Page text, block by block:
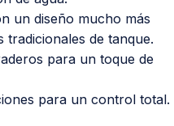
un diseño mucho más
de tanque.
para un toque de
para un control total.